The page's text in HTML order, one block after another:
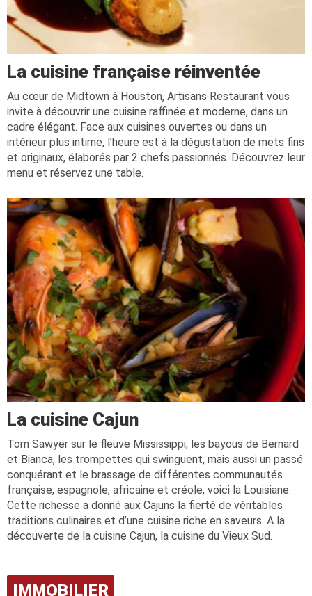
La cuisine française réinventée
Au cœur de Midtown à Houston, Artisans Restaurant vous
invite à découvrir une cuisine raffinée et moderne, dans un
cadre élégant. Face aux cuisines ouvertes ou dans un
intérieur plus intime, l’heure est à la dégustation de mets fins
et originaux, élaborés par 2 chefs passionnés. Découvrez leur
menu et réservez une table.
La cuisine Cajun
Tom Sawyer sur le fleuve Mississippi, les bayous de Bernard
et Bianca, les trompettes qui swinguent, mais aussi un passé
conquérant et le brassage de différentes communautés
française, espagnole, africaine et créole, voici la Louisiane.
Cette richesse a donné aux Cajuns la fierté de véritables
traditions culinaires et d’une cuisine riche en saveurs. A la
découverte de la cuisine Cajun, la cuisine du Vieux Sud.
IMMOBILIER